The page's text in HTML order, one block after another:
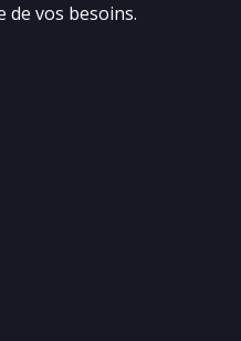
de vos besoins.